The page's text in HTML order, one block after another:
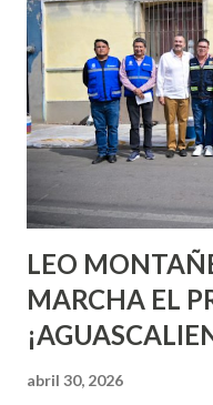
o expertas en el tema.
aprender y nuevas
chica y aún no has
pienses que el sexo
experimentarlo, pero
experiencia te dirá,
son suficientemen...
LEO
MARCHA EL
abril 30, 2026